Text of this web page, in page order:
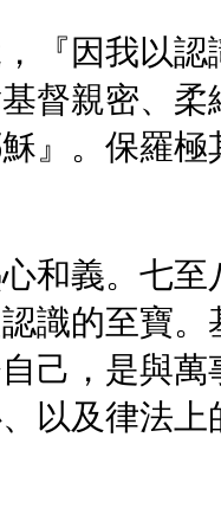
『因我以認
督親密、柔
』。保羅極
和義。七至
識的至寶。
己，是與萬
以及律法上